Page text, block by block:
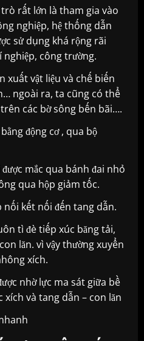
rất lớn là tham gia vào
nghiệp, hệ thống dẫn
sử dụng khá rộng rãi
công trường.
xuất vật liệu và chế biến
ngoài ra, ta cũng có thể
các bờ sông bến bãi….
động cơ , qua bộ
mắc qua bánh đai nhỏ
qua hộp giảm tốc.
nối kết nối đến tang dẫn.
tì đè tiếp xúc băng tải,
lăn. vì vậy thường xuyển
xích.
nhờ lực ma sát giữa bề
xích và tang dẫn – con lăn